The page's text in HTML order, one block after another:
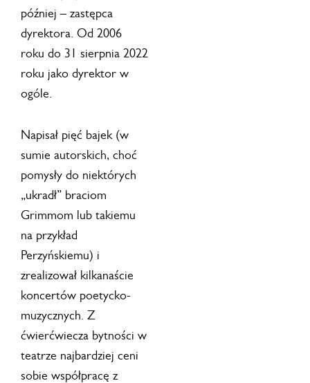
później – zastępca
dyrektora. Od 2006
roku do 31 sierpnia 2022
roku jako dyrektor w
ogóle.
Napisał pięć bajek (w
sumie autorskich, choć
pomysły do niektórych
„ukradł” braciom
Grimmom lub takiemu
na przykład
Perzyńskiemu) i
zrealizował kilkanaście
koncertów poetycko-
muzycznych. Z
ćwierćwiecza bytności w
teatrze najbardziej ceni
sobie współpracę z